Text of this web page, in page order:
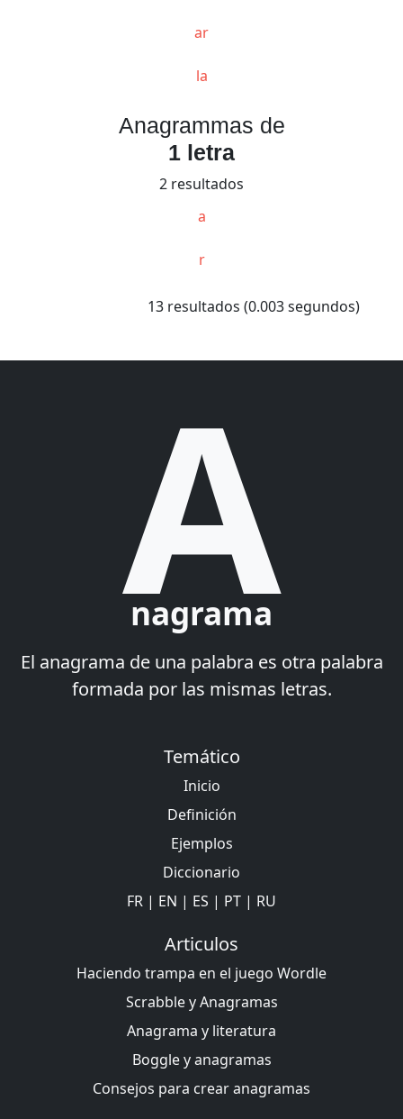
ar
la
Anagrammas de
1 letra
2 resultados
a
r
13 resultados (0.003 segundos)
A
nagrama
El anagrama de una palabra es otra palabra
formada por las mismas letras.
Temático
Inicio
Definición
Ejemplos
Diccionario
FR | EN | ES | PT | RU
Articulos
Haciendo trampa en el juego Wordle
Scrabble y Anagramas
Anagrama y literatura
Boggle y anagramas
Consejos para crear anagramas